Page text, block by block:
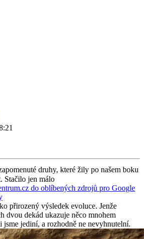
druhy, které žily po našem boku
Stačilo jen málo
do oblíbených zdrojů pro Google
přirozený výsledek evoluce. Jenže
dvou dekád ukazuje něco mnohem
jediní, a rozhodně ne nevyhnutelní.